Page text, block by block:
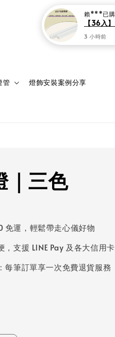
管 燈飾安裝案例分享
登入
｜三色
運，輕鬆帶走心儀好物
，支援 LINE Pay 及各大信用卡
每筆訂單享一次免費退貨服務